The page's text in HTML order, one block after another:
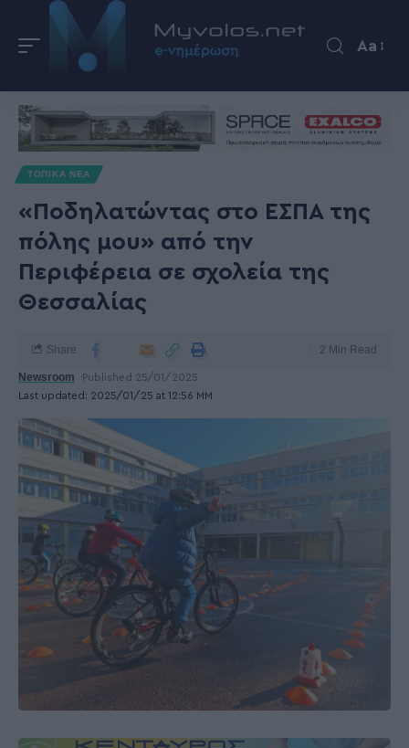
Aa
ΤΟΠΙΚΑ ΝΕΑ
«Ποδηλατώντας στο ΕΣΠΑ της
πόλης μου» από την
Περιφέρεια σε σχολεία της
Θεσσαλίας
Last updated: 2025/01/25 at 12:56 ΜΜ
Newsroom Published 25/01/2025
Share 2 Min Read